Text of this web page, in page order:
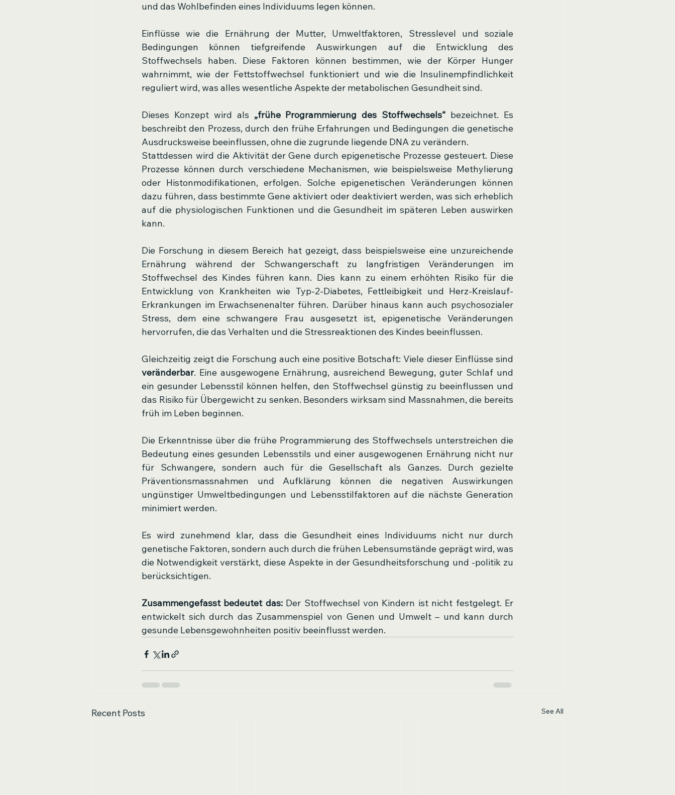
und das Wohlbefinden eines Individuums legen können.
Einflüsse wie die Ernährung der Mutter, Umweltfaktoren, Stresslevel und soziale
Bedingungen können tiefgreifende Auswirkungen auf die Entwicklung des
Stoffwechsels haben. Diese Faktoren können bestimmen, wie der Körper Hunger
wahrnimmt, wie der Fettstoffwechsel funktioniert und wie die Insulinempfindlichkeit
reguliert wird, was alles wesentliche Aspekte der metabolischen Gesundheit sind.
Dieses Konzept wird als „frühe Programmierung des Stoffwechsels“ bezeichnet. Es
beschreibt den Prozess, durch den frühe Erfahrungen und Bedingungen die genetische
Ausdrucksweise beeinflussen, ohne die zugrunde liegende DNA zu verändern.
Stattdessen wird die Aktivität der Gene durch epigenetische Prozesse gesteuert. Diese
Prozesse können durch verschiedene Mechanismen, wie beispielsweise Methylierung
oder Histonmodifikationen, erfolgen. Solche epigenetischen Veränderungen können
dazu führen, dass bestimmte Gene aktiviert oder deaktiviert werden, was sich erheblich
auf die physiologischen Funktionen und die Gesundheit im späteren Leben auswirken
kann.
Die Forschung in diesem Bereich hat gezeigt, dass beispielsweise eine unzureichende
Ernährung während der Schwangerschaft zu langfristigen Veränderungen im
Stoffwechsel des Kindes führen kann. Dies kann zu einem erhöhten Risiko für die
Entwicklung von Krankheiten wie Typ-2-Diabetes, Fettleibigkeit und Herz-Kreislauf-
Erkrankungen im Erwachsenenalter führen. Darüber hinaus kann auch psychosozialer
Stress, dem eine schwangere Frau ausgesetzt ist, epigenetische Veränderungen
hervorrufen, die das Verhalten und die Stressreaktionen des Kindes beeinflussen.
veränderbar. Eine ausgewogene Ernährung, ausreichend Bewegung, guter Schlaf und
ein gesunder Lebensstil können helfen, den Stoffwechsel günstig zu beeinflussen und
das Risiko für Übergewicht zu senken. Besonders wirksam sind Massnahmen, die bereits
früh im Leben beginnen.
Die Erkenntnisse über die frühe Programmierung des Stoffwechsels unterstreichen die
Bedeutung eines gesunden Lebensstils und einer ausgewogenen Ernährung nicht nur
für Schwangere, sondern auch für die Gesellschaft als Ganzes. Durch gezielte
Präventionsmassnahmen und Aufklärung können die negativen Auswirkungen
ungünstiger Umweltbedingungen und Lebensstilfaktoren auf die nächste Generation
minimiert werden.
Es wird zunehmend klar, dass die Gesundheit eines Individuums nicht nur durch
genetische Faktoren, sondern auch durch die frühen Lebensumstände geprägt wird, was
die Notwendigkeit verstärkt, diese Aspekte in der Gesundheitsforschung und -politik zu
berücksichtigen.
Zusammengefasst bedeutet das: Der Stoffwechsel von Kindern ist nicht festgelegt. Er
entwickelt sich durch das Zusammenspiel von Genen und Umwelt – und kann durch
gesunde Lebensgewohnheiten positiv beeinflusst werden.
Recent Posts See All